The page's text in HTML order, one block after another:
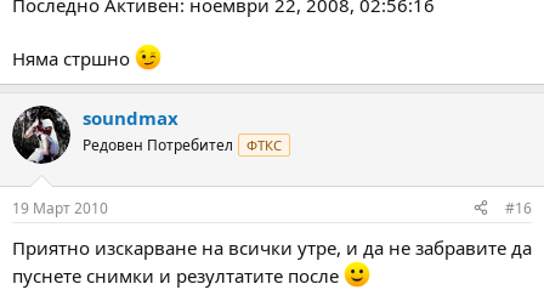
Последно Активен: ноември 22, 2008, 02:56:16
Няма стршно
soundmax
Редовен Потребител ФТКС
19 Март 2010 #16
Приятно изскарване на всички утре, и да не забравите да
пуснете снимки и резултатите после